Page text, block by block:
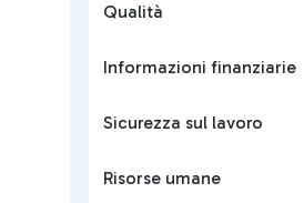
Qualità
Informazioni finanziarie
Sicurezza sul lavoro
Risorse umane